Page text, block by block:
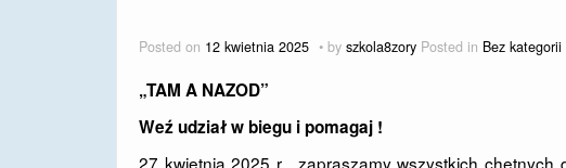
Posted on 12 kwietnia 2025 by szkola8zory Posted in Bez kategorii
„TAM A NAZOD”
Weź udział w biegu i pomagaj !
27 kwietnia 2025 r. zapraszamy wszystkich chętnych